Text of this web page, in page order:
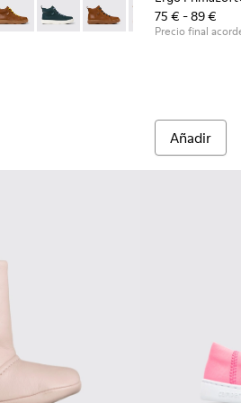
azul para niño
028 026
- K900189-025
Kiddo - K900189-021
Kiddo - K900189-020 -
Kiddo - K900189-
Kiddo -
75 € - 89 €
Precio final
Añadir